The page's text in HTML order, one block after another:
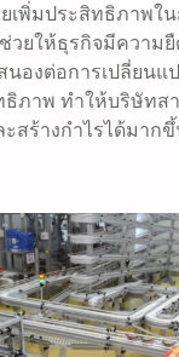
เพิ่มประสิทธิภาพใ
วยให้ธุรกิจมีความ
นองต่อการเปลี่ยนแ
ธิภาพ ทำให้บริษัทส
สร้างกำไรได้มาก